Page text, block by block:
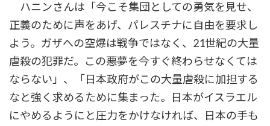
ハニンさんは「今こそ集団としての勇気を見せ、
正義のために声をあげ、パレスチナに自由を要求し
よう。ガザへの空爆は戦争ではなく、21世紀の大量
虐殺の犯罪だ。この悪夢を今すぐ終わらせなくては
ならない」、「日本政府がこの大量虐殺に加担する
なと強く求めるために集まった。日本がイスラエル
にやめるようにと圧力をかけなければ、日本の手も